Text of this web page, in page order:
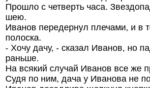
Прошло с четверть часа.
шею.
Иванов передернул плечами, и в
полоска.
- Хочу дачу, - сказал Иванов, но
раньше.
На всякий случай Иванов все же
Судя по ним, дача у Иванова не